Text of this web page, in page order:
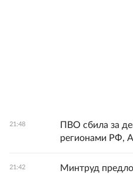
21:48
ПВО сбила за
регионами РФ,
21:42
Минтруд